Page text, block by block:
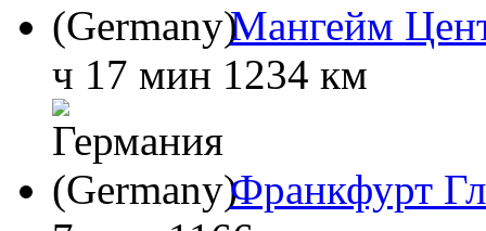
Мангейм
ч 17 мин 1234 км
Франкфурт